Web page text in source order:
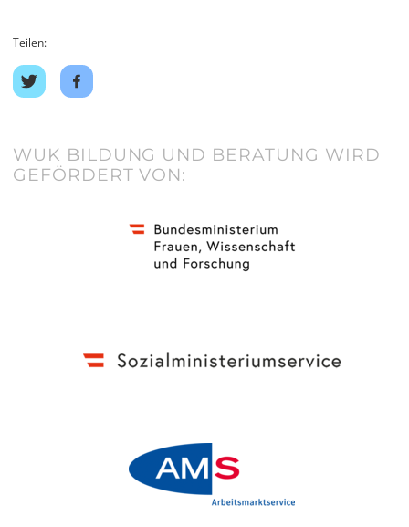
Teilen:
Share
on
Share
on
WUK BILDUNG UND BERATUNG WIRD
GEFÖRDERT VON: